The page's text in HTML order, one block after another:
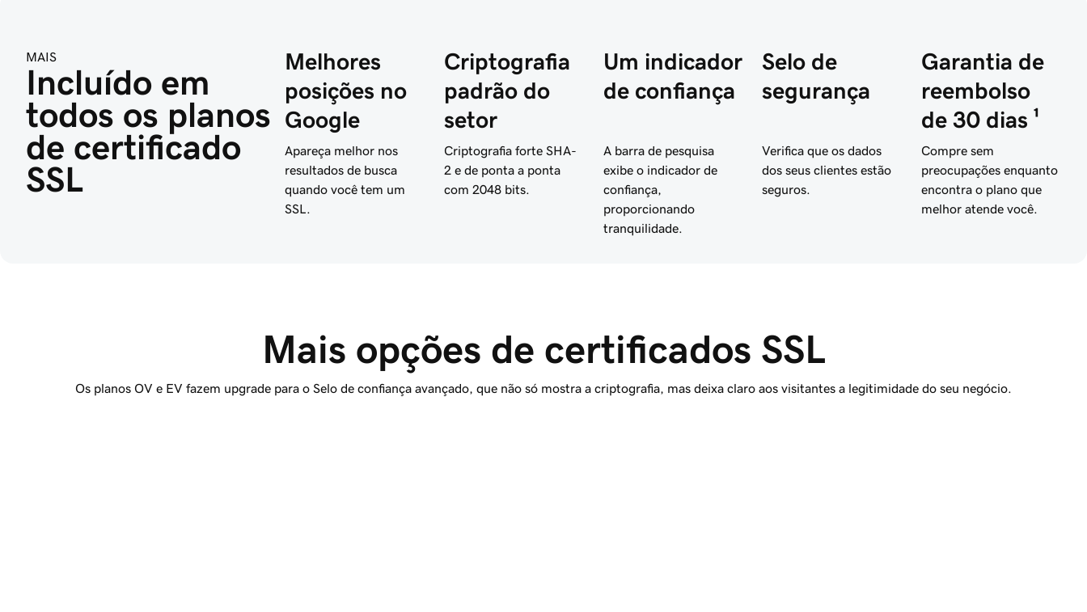
MAIS
Incluído em
todos os planos
de certificado
SSL
Melhores
posições no
Google
Apareça melhor nos
resultados de busca
quando você tem um
SSL.
Criptografia
padrão do
setor
Criptografia forte SHA-
2 e de ponta a ponta
com 2048 bits.
Um indicador
de confiança
A barra de pesquisa
exibe o indicador de
confiança,
proporcionando
tranquilidade.
Selo de
segurança
Verifica que os dados
dos seus clientes estão
seguros.
Garantia de
reembolso
de 30 dias ¹
Compre sem
preocupações enquanto
encontra o plano que
melhor atende você.
Mais opções de certificados SSL
Os planos OV e EV fazem upgrade para o Selo de confiança avançado, que não só mostra a criptografia, mas deixa claro aos visitantes a legitimidade do seu negócio.